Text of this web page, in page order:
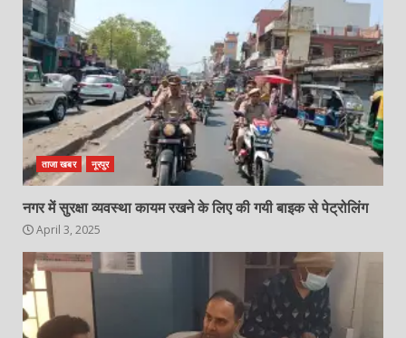
ताजा खबर नूरपुर
नगर में सुरक्षा व्यवस्था कायम रखने के लिए की गयी बाइक से पेट्रोलिंग
April 3, 2025